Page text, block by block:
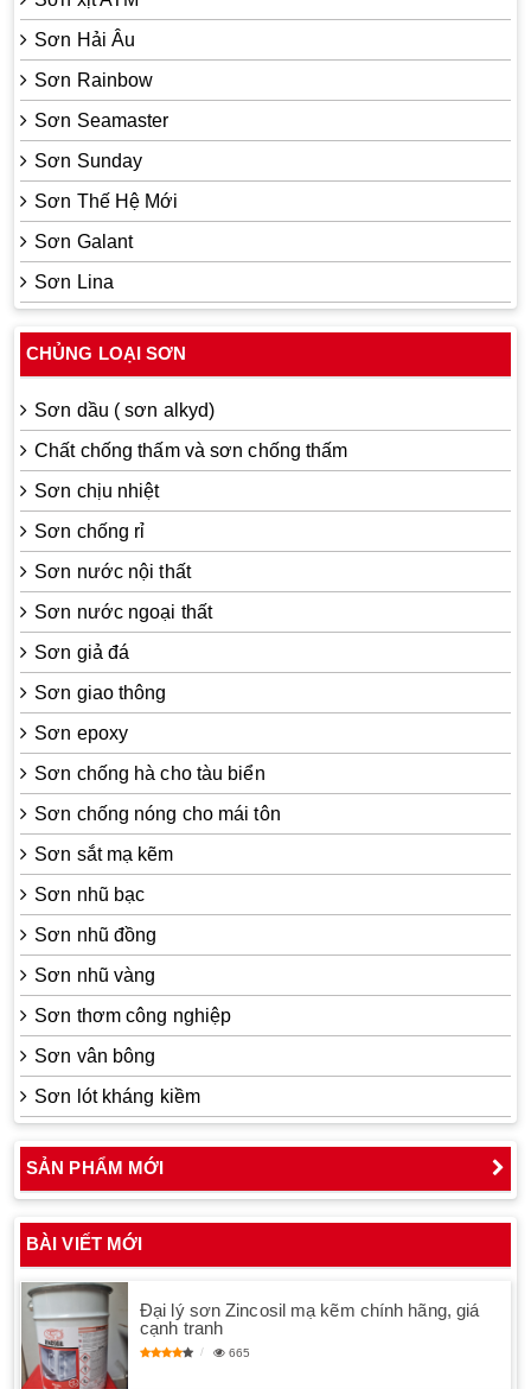
Sơn Hải Âu
Sơn Rainbow
Sơn Seamaster
Sơn Sunday
Sơn Thế Hệ Mới
Sơn Galant
Sơn Lina
CHỦNG LOẠI SƠN
Sơn dầu ( sơn alkyd)
Chất chống thấm và sơn chống thấm
Sơn chịu nhiệt
Sơn chống rỉ
Sơn nước nội thất
Sơn nước ngoại thất
Sơn giả đá
Sơn giao thông
Sơn epoxy
Sơn chống hà cho tàu biển
Sơn chống nóng cho mái tôn
Sơn sắt mạ kẽm
Sơn nhũ bạc
Sơn nhũ đồng
Sơn nhũ vàng
Sơn thơm công nghiệp
Sơn vân bông
Sơn lót kháng kiềm
SẢN PHẨM MỚI
BÀI VIẾT MỚI
Đại lý sơn Zincosil mạ kẽm chính hãng, giá
cạnh tranh
665